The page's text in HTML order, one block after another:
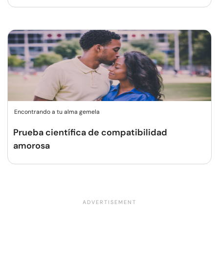
Encontrando a tu alma gemela
Prueba científica de compatibilidad
amorosa